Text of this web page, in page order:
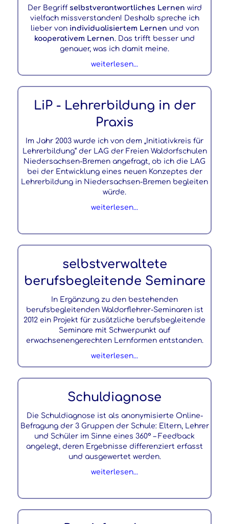
Der Begriff selbstverantwortliches Lernen wird
vielfach missverstanden! Deshalb spreche ich
lieber von individualisiertem Lernen und von
kooperativem Lernen. Das trifft besser und
genauer, was ich damit meine.
weiterlesen...
LiP - Lehrerbildung in der
Praxis
Im Jahr 2003 wurde ich von dem „Initiativkreis für
Lehrerbildung“ der LAG der Freien Waldorfschulen
Niedersachsen-Bremen angefragt, ob ich die LAG
bei der Entwicklung eines neuen Konzeptes der
Lehrerbildung in Niedersachsen-Bremen begleiten
würde.
weiterlesen...
selbstverwaltete
berufsbegleitende Seminare
In Ergänzung zu den bestehenden
berufsbegleitenden Waldorflehrer-Seminaren ist
2012 ein Projekt für zusätzliche berufsbegleitende
Seminare mit Schwerpunkt auf
erwachsenengerechten Lernformen entstanden.
weiterlesen...
Schuldiagnose
Die Schuldiagnose ist als anonymisierte Online-
Befragung der 3 Gruppen der Schule: Eltern, Lehrer
und Schüler im Sinne eines 360° – Feedback
angelegt, deren Ergebnisse differenziert erfasst
und ausgewertet werden.
weiterlesen...